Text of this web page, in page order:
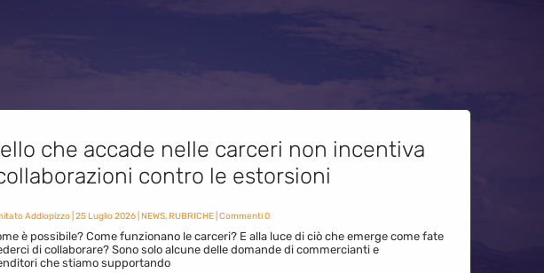
che accade nelle carceri non incentiva
contro le estorsioni
Addiopizzo| 25 Luglio 2026| NEWS,RUBRICHE| Commenti 0
è possibile? Come funzionano le carceri? E alla luce di ciò che emerge come fate
di collaborare? Sono solo alcune delle domande di commercianti e
che stiamo supportando